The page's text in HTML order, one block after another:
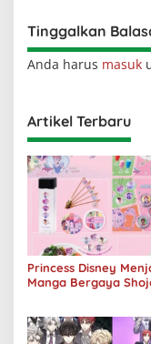
Tinggalkan
Anda harus masuk
Artikel Terbaru
Princess Disney
Manga Bergaya